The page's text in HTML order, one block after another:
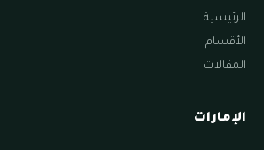
الرئيسية
الأقسام
المقالات
الإمارات